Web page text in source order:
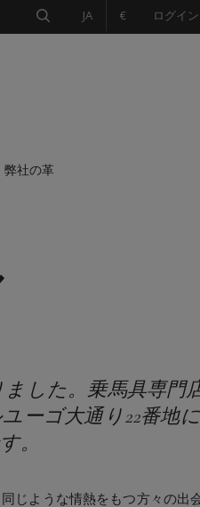
ログイン
€
JA
弊社の革
ました。乗馬具専門
ーゴ大通り22番地
。
じような情熱をもつ方々の出